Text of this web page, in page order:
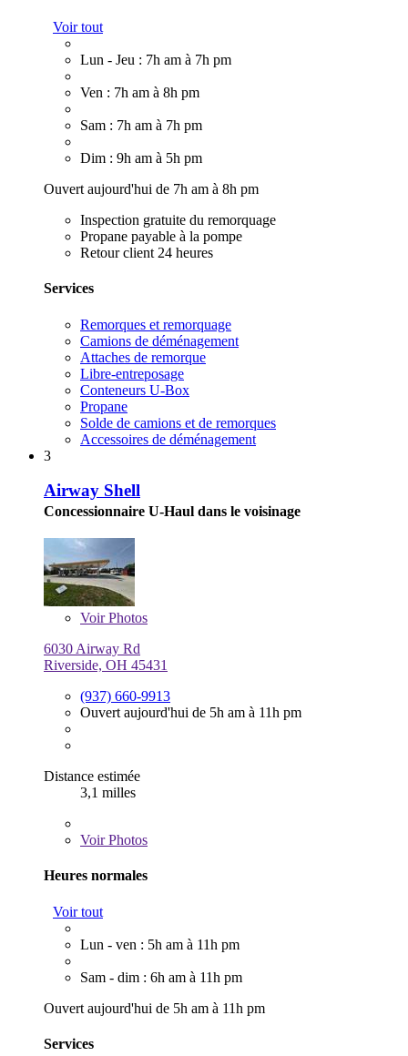
Voir tout
Lun - Jeu : 7h am à 7h pm
Ven : 7h am à 8h pm
Sam : 7h am à 7h pm
Dim : 9h am à 5h pm
Ouvert aujourd'hui de 7h am à 8h pm
Inspection gratuite du remorquage
Propane payable à la pompe
Retour client 24 heures
Services
Remorques et remorquage
Camions de déménagement
Attaches de remorque
Libre-entreposage
Conteneurs U-Box
Propane
Solde de camions et de remorques
Accessoires de déménagement
3
Airway Shell
Concessionnaire U-Haul dans le voisinage
VoirPhotos
6030 Airway Rd
Riverside, OH 45431
(937) 660-9913
Ouvert aujourd'hui de 5h am à 11h pm
Distance estimée
3,1 milles
VoirPhotos
Heures normales
Voir tout
Lun - ven : 5h am à 11h pm
Sam - dim : 6h am à 11h pm
Ouvert aujourd'hui de 5h am à 11h pm
Services